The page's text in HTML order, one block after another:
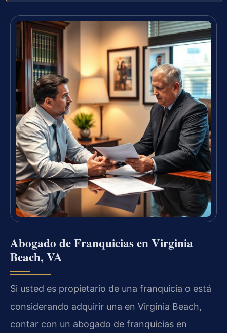
Abogado de Franquicias en Virginia
Beach, VA
Si usted es propietario de una franquicia o está
considerando adquirir una en Virginia Beach,
contar con un abogado de franquicias en